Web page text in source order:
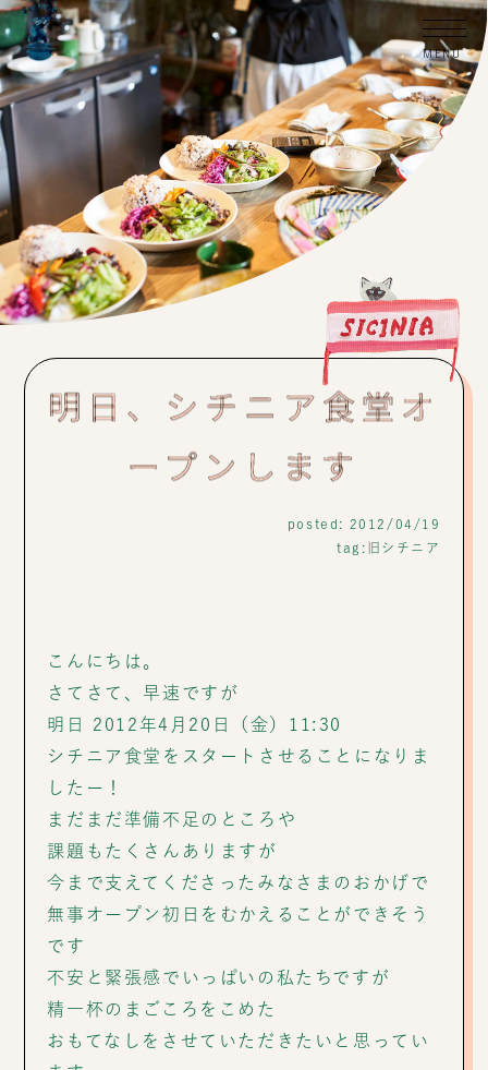
明日、シチニア食堂オ
ープンします
posted: 2012/04/19
tag: 旧シチニア
こんにちは。
さてさて、早速ですが
明日 2012年4月20日（金）11:30
シチニア食堂をスタートさせることになりま
したー！
まだまだ準備不足のところや
課題もたくさんありますが
今まで支えてくださったみなさまのおかげで
無事オープン初日をむかえることができそう
です
不安と緊張感でいっぱいの私たちですが
精一杯のまごころをこめた
おもてなしをさせていただきたいと思ってい